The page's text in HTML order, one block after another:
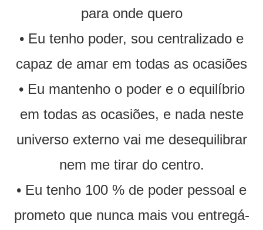
para onde quero
• Eu tenho poder, sou centralizado e
capaz de amar em todas as ocasiões
• Eu mantenho o poder e o equilíbrio
em todas as ocasiões, e nada neste
universo externo vai me desequilibrar
nem me tirar do centro.
• Eu tenho 100 % de poder pessoal e
prometo que nunca mais vou entregá-